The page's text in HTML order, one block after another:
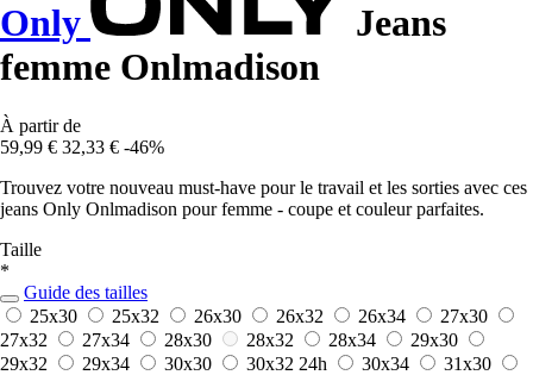
Only
Jeans
femme Onlmadison
À partir de
59,99 € 32,33 € -46%
Trouvez votre nouveau must-have pour le travail et les sorties avec ces
jeans Only Onlmadison pour femme - coupe et couleur parfaites.
Taille
*
Guide des tailles
25x30
25x32 26x30 26x32 26x34
27x30
27x32
27x34 28x30 28x32 28x34
29x30
29x32
29x34 30x30 30x32 24h 30x34
31x30